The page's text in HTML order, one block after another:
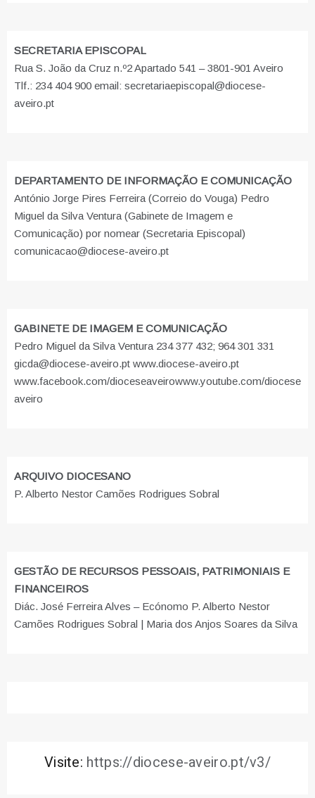
SECRETARIA EPISCOPAL
Rua S. João da Cruz n.º2 Apartado 541 – 3801-901 Aveiro
Tlf.: 234 404 900 email: secretariaepiscopal@diocese-
aveiro.pt
DEPARTAMENTO DE INFORMAÇÃO E COMUNICAÇÃO
António Jorge Pires Ferreira (Correio do Vouga) Pedro
Miguel da Silva Ventura (Gabinete de Imagem e
Comunicação) por nomear (Secretaria Episcopal)
comunicacao@diocese-aveiro.pt
GABINETE DE IMAGEM E COMUNICAÇÃO
Pedro Miguel da Silva Ventura 234 377 432; 964 301 331
gicda@diocese-aveiro.pt www.diocese-aveiro.pt
www.facebook.com/dioceseaveirowww.youtube.com/diocese
aveiro
ARQUIVO DIOCESANO
P. Alberto Nestor Camões Rodrigues Sobral
GESTÃO DE RECURSOS PESSOAIS, PATRIMONIAIS E
FINANCEIROS
Diác. José Ferreira Alves – Ecónomo P. Alberto Nestor
Camões Rodrigues Sobral | Maria dos Anjos Soares da Silva
Visite: https://diocese-aveiro.pt/v3/